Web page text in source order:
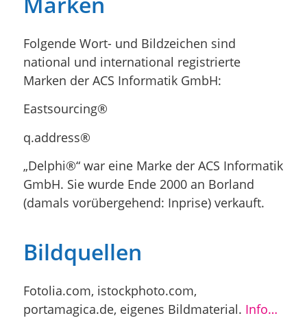
Folgende Wort- und Bildzeichen sind
national und international registrierte
Marken der ACS Informatik GmbH:
Eastsourcing®
q.address®
„Delphi®“ war eine Marke der ACS Informatik
GmbH. Sie wurde Ende 2000 an Borland
(damals vorübergehend: Inprise) verkauft.
Bildquellen
Fotolia.com, istockphoto.com,
portamagica.de, eigenes Bildmaterial. Info…